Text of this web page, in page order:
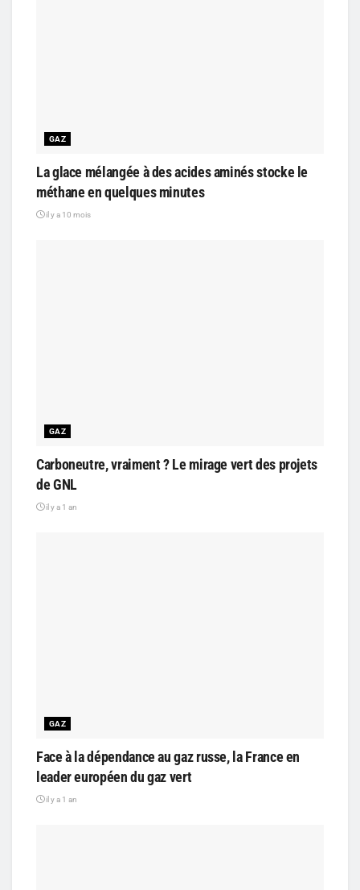
GAZ
La glace mélangée à des acides aminés stocke le
méthane en quelques minutes
il y a 10 mois
GAZ
Carboneutre, vraiment ? Le mirage vert des projets
de GNL
il y a 1 an
GAZ
Face à la dépendance au gaz russe, la France en
leader européen du gaz vert
il y a 1 an